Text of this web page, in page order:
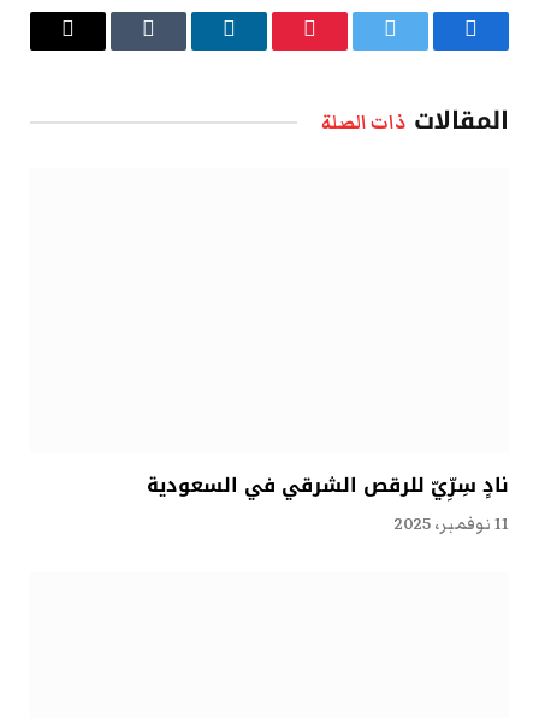
فيسبوك تويتر بينتيريستلينكدإن Tumblr
البريد
المقالات ذات الصلة
نادٍ سِرِّيّ للرقص الشرقي في السعودية
11 نوفمبر، 2025